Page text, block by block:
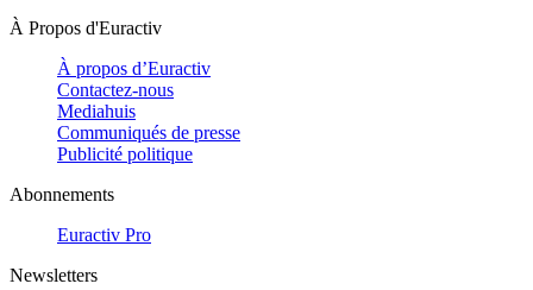
À Propos d'Euractiv
À propos d’Euractiv
Contactez-nous
Mediahuis
Communiqués de presse
Publicité politique
Abonnements
Euractiv Pro
Newsletters